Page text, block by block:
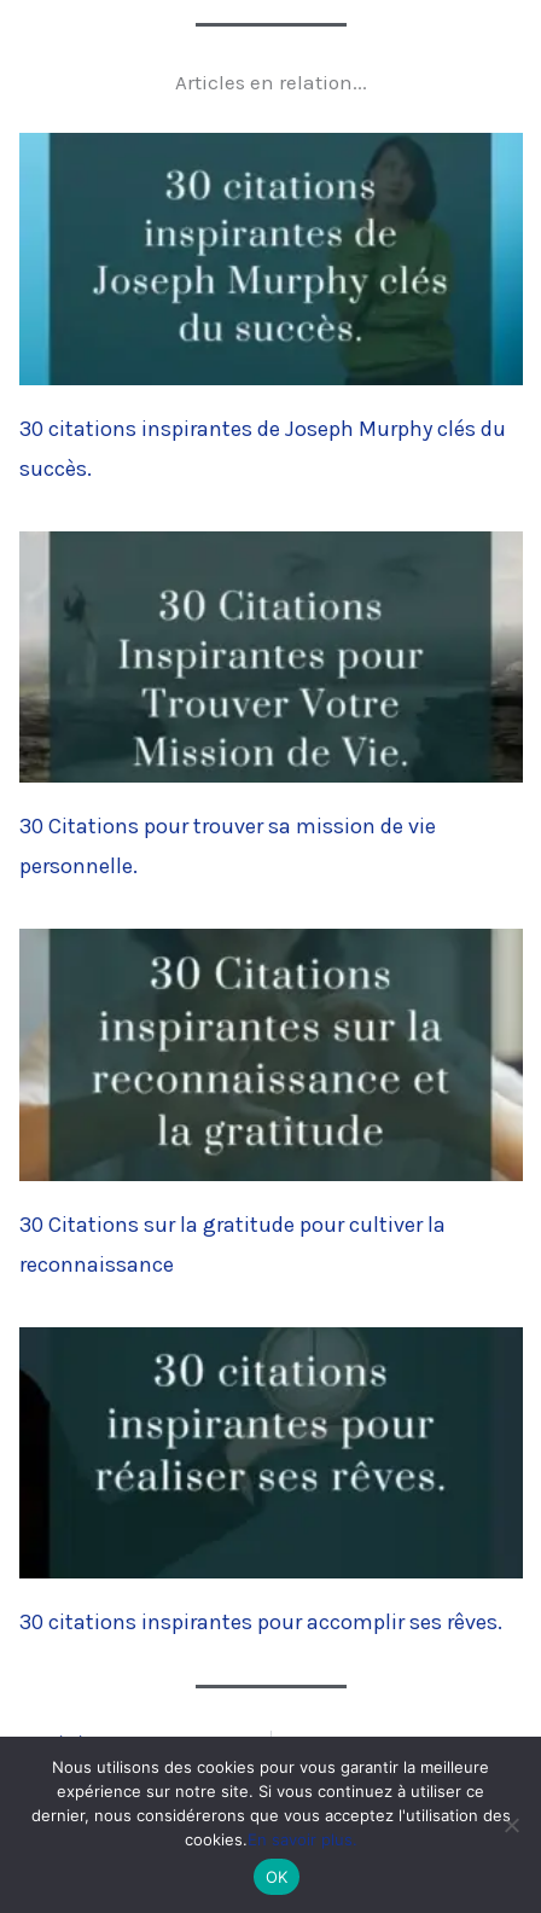
Articles en relation...
30 citations inspirantes de Joseph Murphy clés du
succès.
30 Citations pour trouver sa mission de vie
personnelle.
30 Citations sur la gratitude pour cultiver la
reconnaissance
30 citations inspirantes pour accomplir ses rêves.
Précédent
Personne ne réussit sans effort.
A Propos
Nous utilisons des cookies pour vous garantir la meilleure
expérience sur notre site. Si vous continuez à utiliser ce
dernier, nous considérerons que vous acceptez l'utilisation des
cookies.En savoir plus.
OK